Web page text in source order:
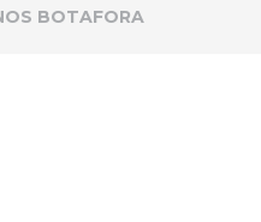
BOTAFORA